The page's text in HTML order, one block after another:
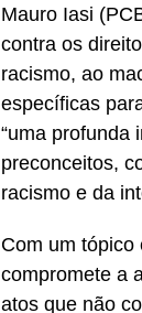
Mauro Iasi
contra os
racismo, ao
específicas
“uma profunda
preconceitos,
racismo e da
Com um
compromete a
atos que não